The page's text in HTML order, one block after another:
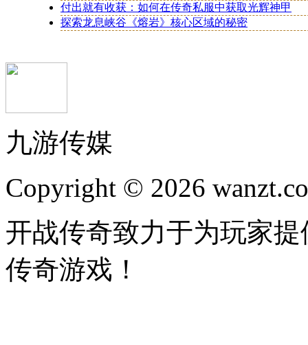
付出就有收获：如何在传奇私服中获取光辉神甲
探索龙息峡谷《熔岩》核心区域的秘密
九游传媒
Copyright © 2026
开战传奇致力于为玩家
传奇游戏！